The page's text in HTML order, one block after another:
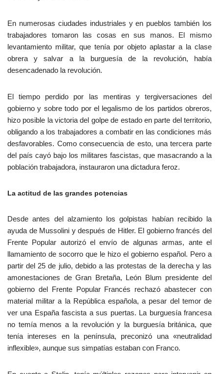
En numerosas ciudades industriales y en pueblos también los
trabajadores tomaron las cosas en sus manos. El mismo
levantamiento militar, que tenía por objeto aplastar a la clase
obrera y salvar a la burguesía de la revolución, había
desencadenado la revolución.
El tiempo perdido por las mentiras y tergiversaciones del
gobierno y sobre todo por el legalismo de los partidos obreros,
hizo posible la victoria del golpe de estado en parte del territorio,
obligando a los trabajadores a combatir en las condiciones más
desfavorables. Como consecuencia de esto, una tercera parte
del país cayó bajo los militares fascistas, que masacrando a la
población trabajadora, instauraron una dictadura feroz.
La actitud de las grandes potencias
Desde antes del alzamiento los golpistas habían recibido la
ayuda de Mussolini y después de Hitler. El gobierno francés del
Frente Popular autorizó el envío de algunas armas, ante el
llamamiento de socorro que le hizo el gobierno español. Pero a
partir del 25 de julio, debido a las protestas de la derecha y las
amonestaciones de Gran Bretaña, León Blum presidente del
gobierno del Frente Popular Francés rechazó abastecer con
material militar a la República española, a pesar del temor de
ver una España fascista a sus puertas. La burguesía francesa
no temía menos a la revolución y la burguesía británica, que
tenía intereses en la península, preconizó una «neutralidad
inflexible», aunque sus simpatías estaban con Franco.